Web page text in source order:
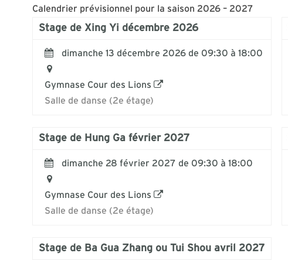
Calendrier prévisionnel pour la saison 2026 – 2027
Stage de Xing Yi décembre 2026
dimanche 13 décembre 2026 de 09:30 à 18:00
Gymnase Cour des Lions
Salle de danse (2e étage)
Stage de Hung Ga février 2027
dimanche 28 février 2027 de 09:30 à 18:00
Gymnase Cour des Lions
Salle de danse (2e étage)
Stage de Ba Gua Zhang ou Tui Shou avril 2027